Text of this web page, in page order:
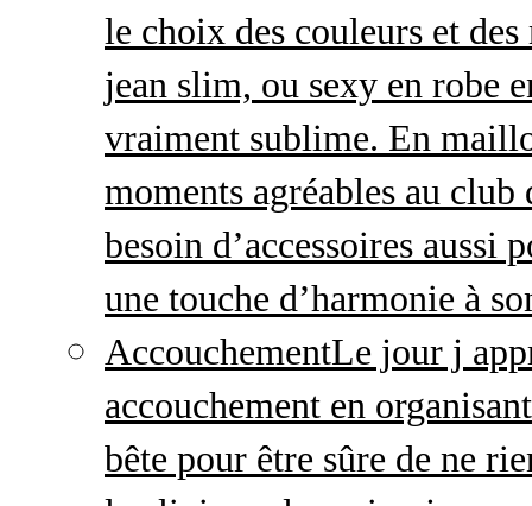
le choix des couleurs et
jean slim, ou sexy en robe
vraiment sublime. En
moments agréables au
besoin d’accessoires aussi
une touche d’harmonie à
AccouchementLe jour j
accouchement en
bête pour être sûre de ne